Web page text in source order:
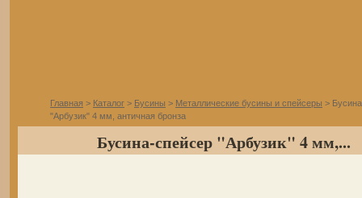
Главная > Каталог > Бусины > Металлические бусины и спейсеры >
"Арбузик" 4 мм, античная бронза
Бусина-спейсер "Арбузик" 4 мм,...